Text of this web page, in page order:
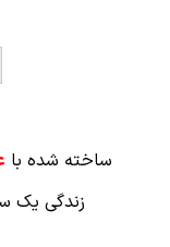
ساخته شده با
زندگی یک